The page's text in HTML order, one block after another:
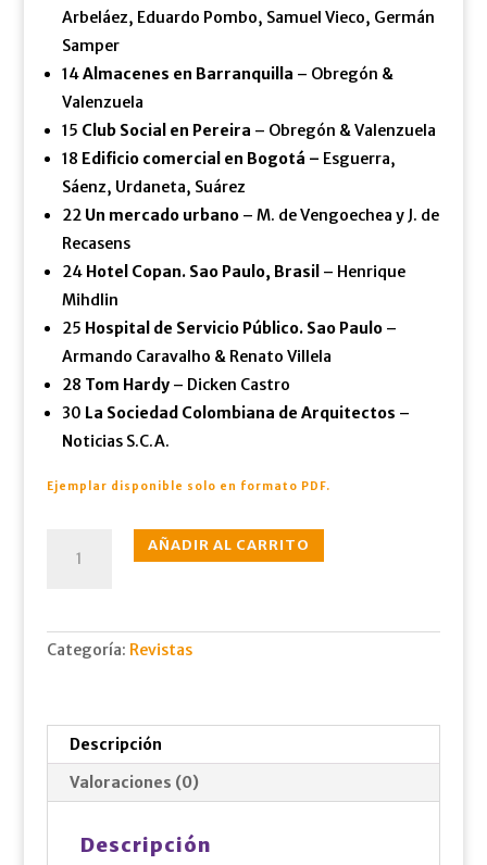
Arbeláez, Eduardo Pombo, Samuel Vieco, Germán
Samper
14Almacenes en Barranquilla – Obregón &
Valenzuela
15 Club Social en Pereira – Obregón & Valenzuela
18 Edificio comercial en Bogotá – Esguerra,
Sáenz, Urdaneta, Suárez
22 Un mercado urbano– M. de Vengoechea y J. de
Recasens
24 Hotel Copan. Sao Paulo, Brasil – Henrique
Mihdlin
25 Hospital de Servicio Público. Sao Paulo–
Armando Caravalho & Renato Villela
28 Tom Hardy– Dicken Castro
30 La Sociedad Colombiana de Arquitectos –
Noticias S.C.A.
Ejemplar disponible solo en formato PDF.
ago.,
AÑADIR AL CARRITO
Categoría: Revistas
Descripción
Valoraciones (0)
Descripción